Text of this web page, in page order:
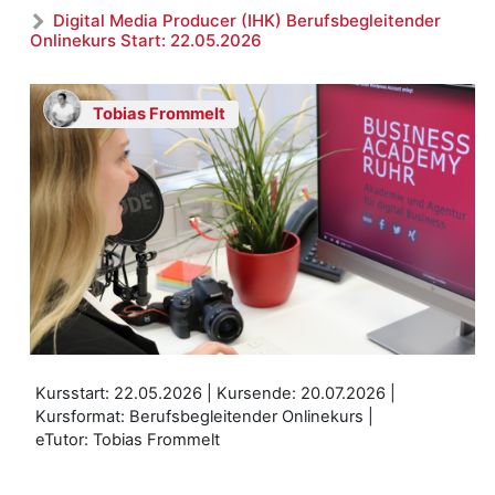
Digital Media Producer (IHK) Berufsbegleitender
Onlinekurs Start: 22.05.2026
Tobias Frommelt
Kursstart: 22.05.2026 | Kursende: 20.07.2026 |
Kursformat: Berufsbegleitender Onlinekurs |
eTutor: Tobias Frommelt